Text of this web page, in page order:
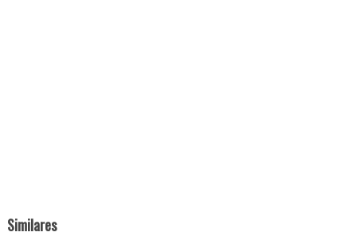
Similares